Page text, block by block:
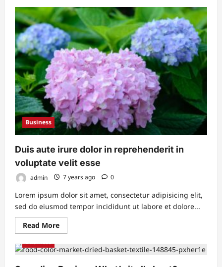
Labore
et
dolore
magna
aliqua.
Ut
enim
ad
minim
veniam
Business
Duis aute irure dolor in reprehenderit in
voluptate velit esse
admin 7 years ago 0
Lorem ipsum dolor sit amet, consectetur adipisicing elit,
sed do eiusmod tempor incididunt ut labore et dolore...
Read MoreRead
more
Duis
aute
Business